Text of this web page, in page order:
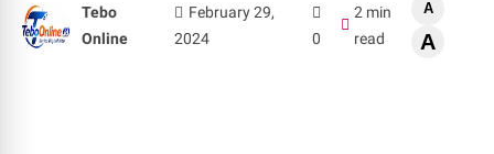
Tebo
Online
February 29,
2024
0
2 min
read
A
A